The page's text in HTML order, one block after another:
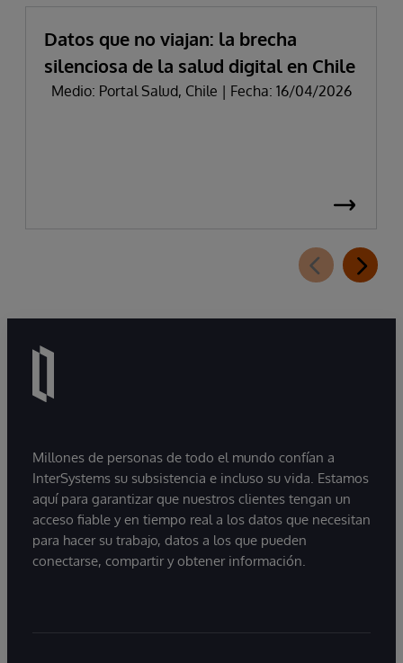
Datos que no viajan: la brecha
silenciosa de la salud digital en Chile
Medio: Portal Salud, Chile | Fecha: 16/04/2026
Millones de personas de todo el mundo confían a
InterSystems su subsistencia e incluso su vida. Estamos
aquí para garantizar que nuestros clientes tengan un
acceso fiable y en tiempo real a los datos que necesitan
para hacer su trabajo, datos a los que pueden
conectarse, compartir y obtener información.